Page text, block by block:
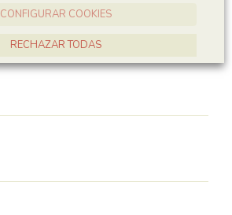
Ranunculaceae
CONFIGURAR COOKIES
RECHAZAR TODAS
ACCEPTAR TOTES